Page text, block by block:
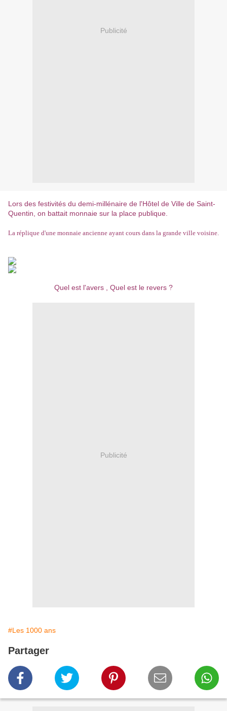
Publicité
Lors des festivités du demi-millénaire de l'Hôtel de Ville de Saint-
Quentin, on battait monnaie sur la place publique.
La réplique d'une monnaie ancienne ayant cours dans la grande ville voisine.
Quel est l'avers , Quel est le revers ?
Publicité
#Les 1000 ans
Partager